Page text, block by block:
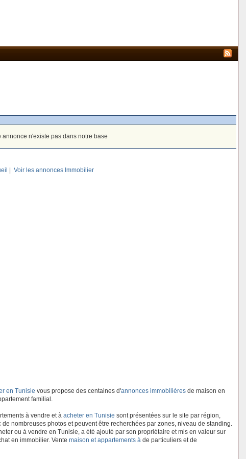
annonce n'existe pas dans notre base
Voir les annonces Immobilier
en Tunisie vous propose des centaines d'annonces immobilièresde maison en
familial.
à vendre et à acheter en Tunisie sont présentées sur le site par région,
de nombreuses photos et peuvent être recherchées par zones, niveau de standing.
ou à vendre en Tunisie, a été ajouté par son propriétaire et mis en valeur sur
en immobilier. Vente maison et appartements à de particuliers et de